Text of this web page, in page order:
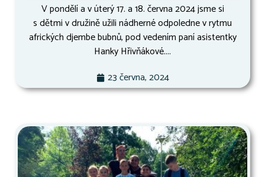
V pondělí a v úterý 17. a 18. června 2024 jsme si
s dětmi v družině užili nádherné odpoledne v rytmu
afrických djembe bubnů, pod vedením paní asistentky
Hanky Hřivňákové....
23 června, 2024